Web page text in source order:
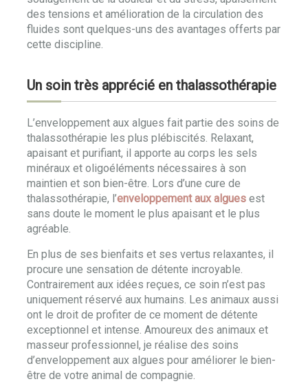
des tensions et amélioration de la circulation des
fluides sont quelques-uns des avantages offerts par
cette discipline.
Un soin très apprécié en thalassothérapie
L’enveloppement aux algues fait partie des soins de
thalassothérapie les plus plébiscités. Relaxant,
apaisant et purifiant, il apporte au corps les sels
minéraux et oligoéléments nécessaires à son
maintien et son bien-être. Lors d’une cure de
thalassothérapie, l’enveloppement aux algues est
sans doute le moment le plus apaisant et le plus
agréable.
En plus de ses bienfaits et ses vertus relaxantes, il
procure une sensation de détente incroyable.
Contrairement aux idées reçues, ce soin n’est pas
uniquement réservé aux humains. Les animaux aussi
ont le droit de profiter de ce moment de détente
exceptionnel et intense. Amoureux des animaux et
masseur professionnel, je réalise des soins
d’enveloppement aux algues pour améliorer le bien-
être de votre animal de compagnie.